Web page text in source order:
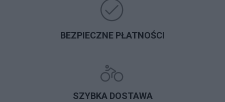
BEZPIECZNE PŁATNOŚCI
SZYBKA DOSTAWA